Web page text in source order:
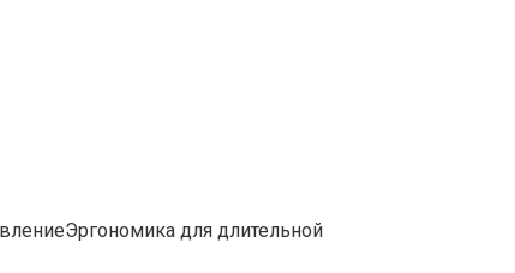
для длительной